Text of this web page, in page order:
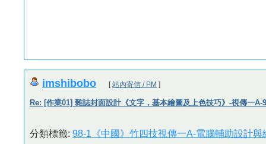
imshibobo [站內寄信 / PM ]
Re: [作業01] 雜誌封面設計《文字，基本繪圖及上色技巧》-視傳一A-
分類標籤: 98-1《中國》竹四技視傳一A-電腦輔助設計與